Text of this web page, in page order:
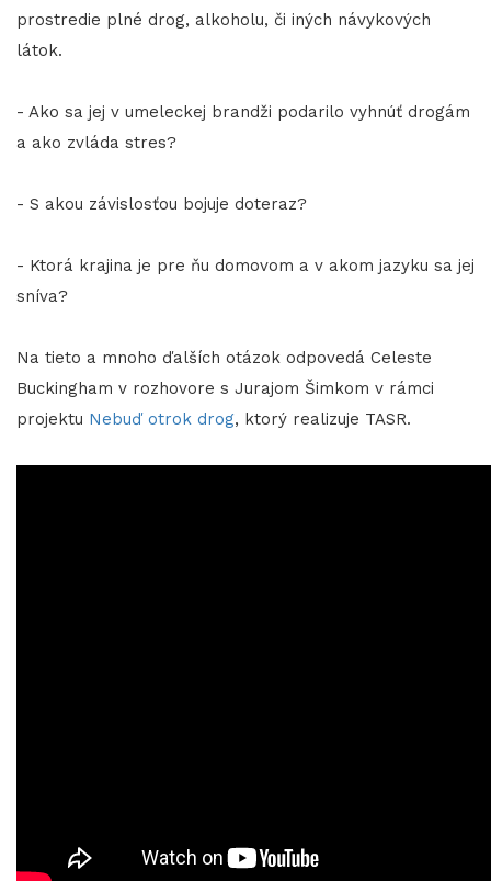
prostredie plné drog, alkoholu, či iných návykových
látok.
- Ako sa jej v umeleckej brandži podarilo vyhnúť drogám
a ako zvláda stres?
- S akou závislosťou bojuje doteraz?
- Ktorá krajina je pre ňu domovom a v akom jazyku sa jej
sníva?
Na tieto a mnoho ďalších otázok odpovedá Celeste
Buckingham v rozhovore s Jurajom Šimkom v rámci
projektu Nebuď otrok drog, ktorý realizuje TASR.